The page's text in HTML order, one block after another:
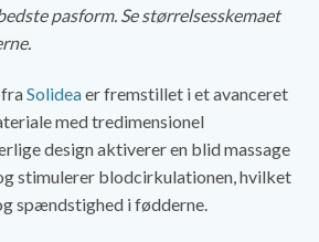
pasform. Se størrelsesskemaet
Solideaer fremstillet i et avanceret
med tredimensionel
design aktiverer en blid massage
stimulerer blodcirkulationen, hvilket
spændstighed i fødderne.